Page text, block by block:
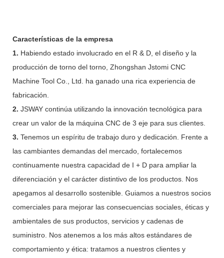
Características de la empresa
1. Habiendo estado involucrado en el R & D, el diseño y la
producción de torno del torno, Zhongshan Jstomi CNC
Machine Tool Co., Ltd. ha ganado una rica experiencia de
fabricación.
2. JSWAY continúa utilizando la innovación tecnológica para
crear un valor de la máquina CNC de 3 eje para sus clientes.
3. Tenemos un espíritu de trabajo duro y dedicación. Frente a
las cambiantes demandas del mercado, fortalecemos
continuamente nuestra capacidad de I + D para ampliar la
diferenciación y el carácter distintivo de los productos. Nos
apegamos al desarrollo sostenible. Guiamos a nuestros socios
comerciales para mejorar las consecuencias sociales, éticas y
ambientales de sus productos, servicios y cadenas de
suministro. Nos atenemos a los más altos estándares de
comportamiento y ética: tratamos a nuestros clientes y